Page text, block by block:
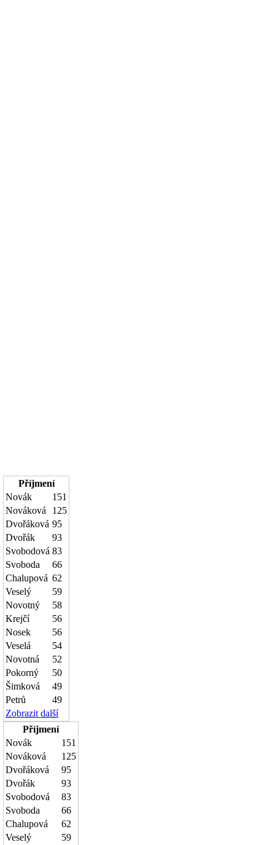
Příjmení
Novák
151
Nováková
125
Dvořáková 95
Dvořák
93
Svobodová 83
Svoboda
66
Chalupová 62
Veselý
59
Novotný
58
Krejčí
56
Nosek
56
Veselá
54
Novotná
52
Pokorný
50
Šimková
49
Petrů
49
Zobrazit další
Příjmení
Novák
151
Nováková
125
Dvořáková
95
Dvořák
93
Svobodová
83
Svoboda
66
Chalupová
62
Veselý
59